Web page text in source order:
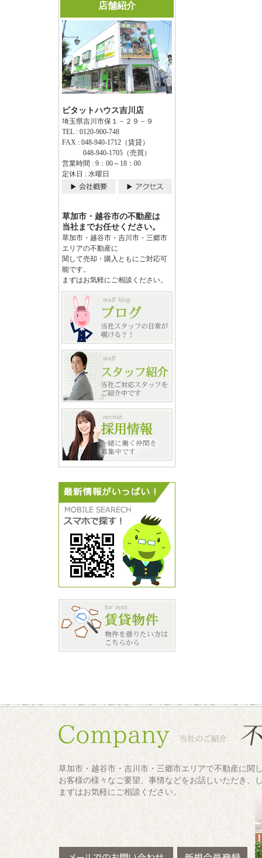
店舗紹介
ピタットハウス吉川店
埼玉県吉川市保１－２９－９
TEL : 0120-900-748
FAX : 048-940-1712（賃貸）
048-940-1705（売買）
営業時間 : 9：00～18：00
定休日 : 水曜日
草加市・越谷市の不動産は
当社までお任せください。
草加市・越谷市・吉川市・三郷市
エリアの不動産に
関して売却・購入ともにご対応可
能です。
まずはお気軽にご相談ください。
草加市・越谷市・吉川市・三郷市エリアで不動産に関
お客様の様々なご要望、事情などをお話しいただき、
まずはお気軽にご相談ください。